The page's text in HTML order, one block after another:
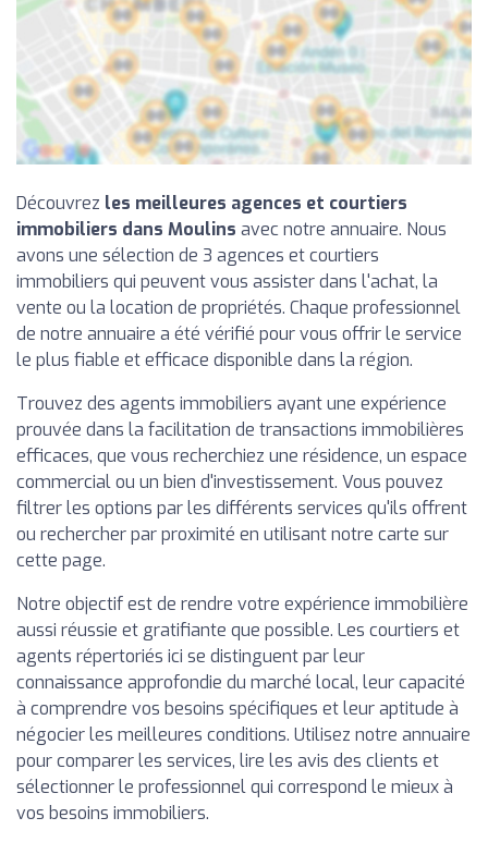
Découvrez les meilleures agences et courtiers
immobiliers dans Moulins avec notre annuaire. Nous
avons une sélection de 3 agences et courtiers
immobiliers qui peuvent vous assister dans l'achat, la
vente ou la location de propriétés. Chaque professionnel
de notre annuaire a été vérifié pour vous offrir le service
le plus fiable et efficace disponible dans la région.
Trouvez des agents immobiliers ayant une expérience
prouvée dans la facilitation de transactions immobilières
efficaces, que vous recherchiez une résidence, un espace
commercial ou un bien d'investissement. Vous pouvez
filtrer les options par les différents services qu'ils offrent
ou rechercher par proximité en utilisant notre carte sur
cette page.
Notre objectif est de rendre votre expérience immobilière
aussi réussie et gratifiante que possible. Les courtiers et
agents répertoriés ici se distinguent par leur
connaissance approfondie du marché local, leur capacité
à comprendre vos besoins spécifiques et leur aptitude à
négocier les meilleures conditions. Utilisez notre annuaire
pour comparer les services, lire les avis des clients et
sélectionner le professionnel qui correspond le mieux à
vos besoins immobiliers.